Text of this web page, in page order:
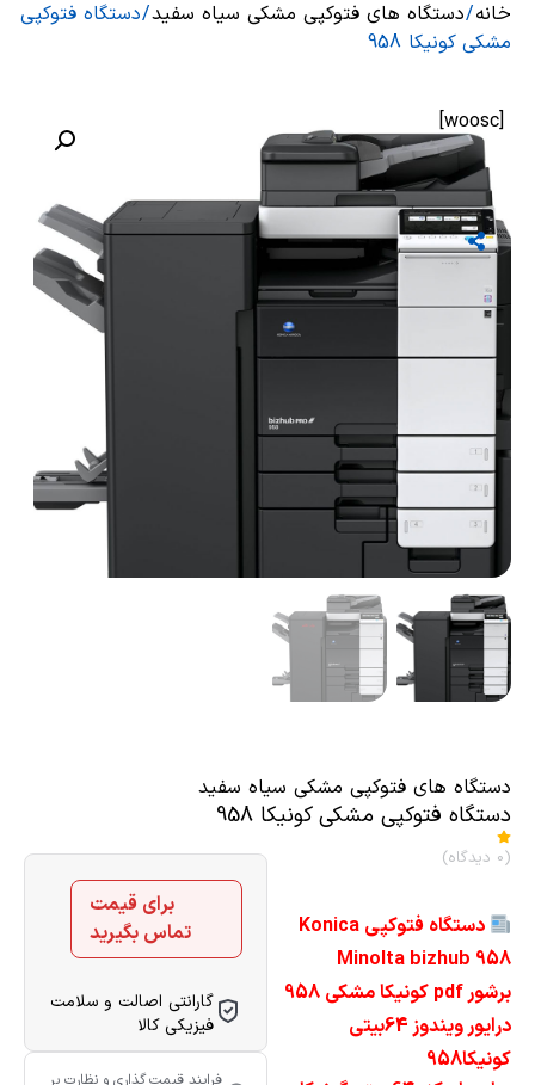
خانه/دستگاه های فتوکپی مشکی سیاه سفید/ دستگاه فتوکپی
مشکی کونیکا 958
[woosc]
دستگاه های فتوکپی مشکی سیاه سفید
دستگاه فتوکپی مشکی کونیکا 958
(0 دیدگاه)
دستگاه فتوکپی Konica
Minolta bizhub 958
برشور pdf کونیکا مشکی 958
درایور ویندوز 64بیتی
کونیکا958
برای قیمت
تماس بگیرید
گارانتی اصالت و سلامت
فیزیکی کالا
فرایند قیمت گذاری و نظارت بر